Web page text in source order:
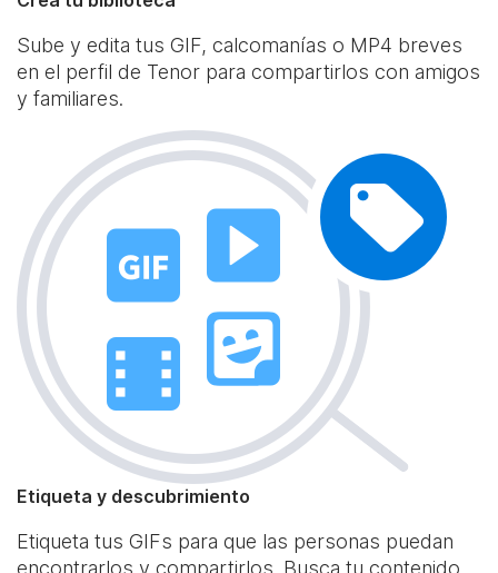
Sube y edita tus GIF, calcomanías o MP4 breves
en el perfil de Tenor para compartirlos con amigos
y familiares.
Etiqueta y descubrimiento
Etiqueta tus GIFs para que las personas puedan
encontrarlos y compartirlos. Busca tu contenido